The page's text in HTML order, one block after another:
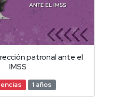
patronal ante el
IMSS
1 años